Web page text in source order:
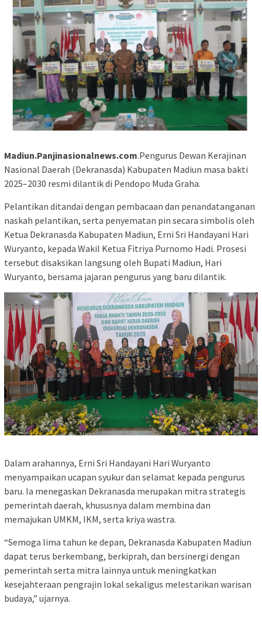
Madiun.Panjinasionalnews.com.Pengurus Dewan Kerajinan
Nasional Daerah (Dekranasda) Kabupaten Madiun masa bakti
2025–2030 resmi dilantik di Pendopo Muda Graha.
Pelantikan ditandai dengan pembacaan dan penandatanganan
naskah pelantikan, serta penyematan pin secara simbolis oleh
Ketua Dekranasda Kabupaten Madiun, Erni Sri Handayani Hari
Wuryanto, kepada Wakil Ketua Fitriya Purnomo Hadi. Prosesi
tersebut disaksikan langsung oleh Bupati Madiun, Hari
Wuryanto, bersama jajaran pengurus yang baru dilantik.
Dalam arahannya, Erni Sri Handayani Hari Wuryanto
menyampaikan ucapan syukur dan selamat kepada pengurus
baru. Ia menegaskan Dekranasda merupakan mitra strategis
pemerintah daerah, khususnya dalam membina dan
memajukan UMKM, IKM, serta kriya wastra.
“Semoga lima tahun ke depan, Dekranasda Kabupaten Madiun
dapat terus berkembang, berkiprah, dan bersinergi dengan
pemerintah serta mitra lainnya untuk meningkatkan
kesejahteraan pengrajin lokal sekaligus melestarikan warisan
budaya,” ujarnya.